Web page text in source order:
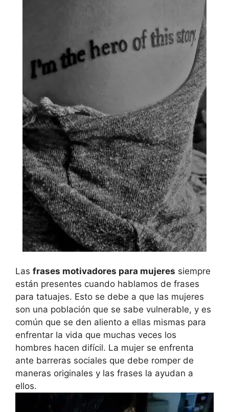
Las frases motivadores para mujeres siempre
están presentes cuando hablamos de frases
para tatuajes. Esto se debe a que las mujeres
son una población que se sabe vulnerable, y es
común que se den aliento a ellas mismas para
enfrentar la vida que muchas veces los
hombres hacen difícil. La mujer se enfrenta
ante barreras sociales que debe romper de
maneras originales y las frases la ayudan a
ellos.